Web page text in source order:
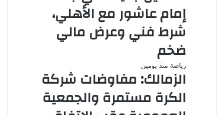
إمام عاشور مع الأهلي،
شرط فني وعرض مالي
ضخم
رياضة منذ يومين
الزمالك: مفاوضات شركة
الكرة مستمرة والجمعية